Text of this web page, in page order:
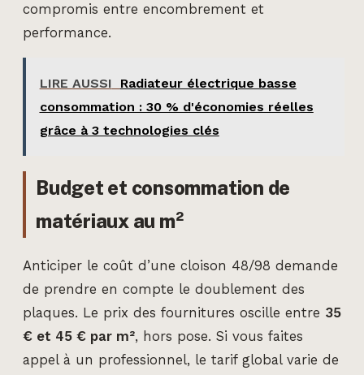
compromis entre encombrement et
performance.
LIRE AUSSI
Radiateur électrique basse
consommation : 30 % d'économies réelles
grâce à 3 technologies clés
Budget et consommation de
matériaux au m²
Anticiper le coût d’une cloison 48/98 demande
de prendre en compte le doublement des
plaques. Le prix des fournitures oscille entre 35
€ et 45 € par m², hors pose. Si vous faites
appel à un professionnel, le tarif global varie de